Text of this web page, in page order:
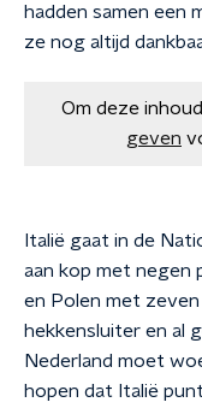
hadden samen een
ze nog altijd
Om deze
geven
Italië gaat in de
aan kop met negen
en Polen met
hekkensluiter en al
Nederland moet
hopen dat Italië